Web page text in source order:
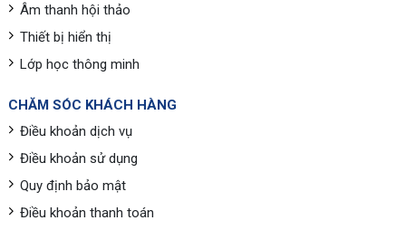
Âm thanh hội thảo
Thiết bị hiển thị
Lớp học thông minh
CHĂM SÓC KHÁCH HÀNG
Điều khoản dịch vụ
Điều khoản sử dụng
Quy định bảo mật
Điều khoản thanh toán